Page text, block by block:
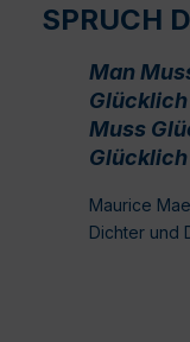
SPRUCH
Man
Glücklich
Muss
Maurice
Dichter und